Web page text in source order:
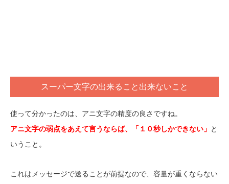
スーパー文字の出来ること出来ないこと
使って分かったのは、アニ文字の精度の良さですね。
アニ文字の弱点をあえて言うならば、「１０秒しかできない」 と
いうこと。
これはメッセージで送ることが前提なので、容量が重くならない